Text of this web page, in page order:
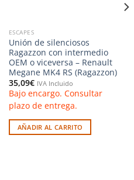
ESCAPES
Unión de silenciosos
Ragazzon con intermedio
OEM o viceversa – Renault
Megane MK4 RS (Ragazzon)
35,09€ IVA Incluido
Bajo encargo. Consultar
plazo de entrega.
AÑADIR AL CARRITO